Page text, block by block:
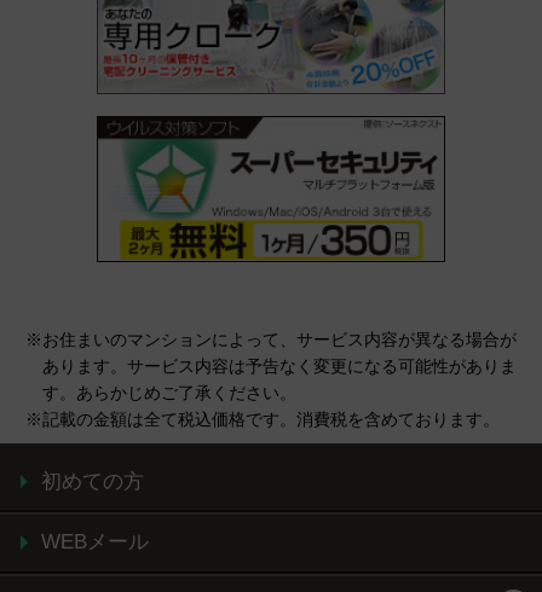
※お住まいのマンションによって、サービス内容が異なる場合が
あります。サービス内容は予告なく変更になる可能性がありま
す。あらかじめご了承ください。
※記載の金額は全て税込価格です。消費税を含めております。
初めての方
WEBメール